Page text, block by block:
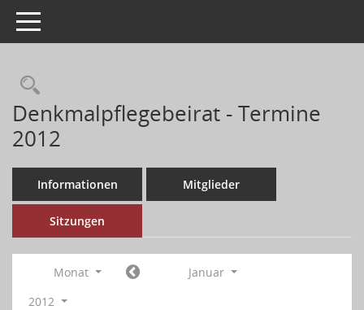
Toggle navigation
Denkmalpflegebeirat - Termine
2012
Informationen Mitglieder
Sitzungen
Monat
Januar
2012